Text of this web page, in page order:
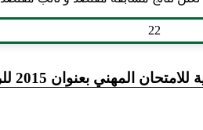
بعنوان 2015 للرتب التالية